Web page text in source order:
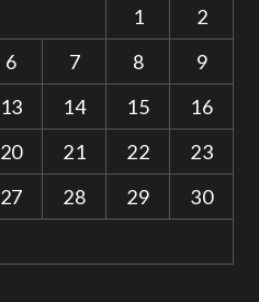
1
2
6 7 8
9
13 14 15
16
20 21 22
23
27 28 29
30